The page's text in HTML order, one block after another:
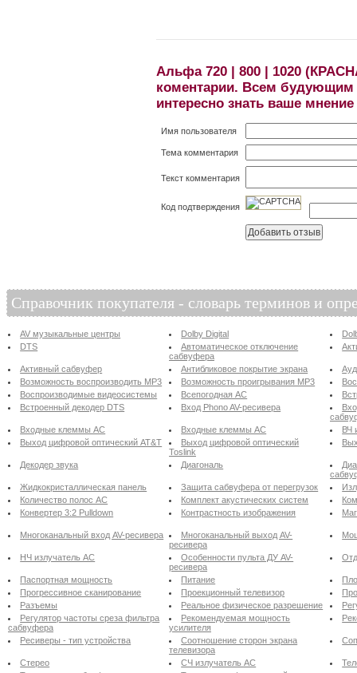
Альфа 720 | 800 | 1020
коментарии. Всем будующим
интересно знать ваше
Имя пользователя
Тема комментария
Текст комментария
Код подтверждения
Справочник покупателя - словарь терминов и
AV музыкальные центры Dolby Digital
DTS
Автоматическое отключение
сабвуфера
Активный сабвуфер Антибликовое покрытие экрана
Возможность воспроизводить MP3
Возможность проигрывания MP3
Воспроизводимые видеосистемы
Всепогодная АС
Встроенный декодер DTS
Вход Phono AV-ресивера
Входные клеммы АС
Входные клеммы АС
ВЧ
Выход цифровой оптический AT&T
Выход цифровой оптический
Toslink
Декодер звука Диагональ
Жидкокристаллическая панель
Защита сабвуфера от перегрузок
Количество полос АС
Комплект акустических систем
Конвертер 3:2 Pulldown
Контрастность изображения
Многоканальный вход AV-ресивера
Многоканальный выход AV-
ресивера
НЧ излучатель АС
Особенности пульта ДУ AV-
ресивера
Паспортная мощность Питание
Прогрессивное сканирование
Проекционный телевизор
Разъемы
Реальное физическое разрешение
Регулятор частоты среза фильтра
сабвуфера
Рекомендуемая мощность
усилителя
Ресиверы - тип устройства
Соотношение сторон экрана
телевизора
Стерео СЧ излучатель АС